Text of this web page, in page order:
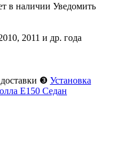
Уведомить
, 2011 и др. года
❸ Установка
Е150 Седан